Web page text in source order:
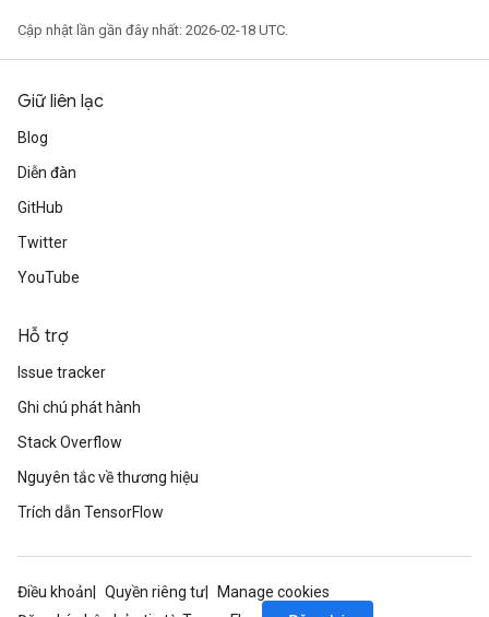
Cập nhật lần gần đây nhất: 2026-02-18 UTC.
Giữ liên lạc
Blog
Diễn đàn
GitHub
Twitter
YouTube
Hỗ trợ
Issue tracker
Ghi chú phát hành
Stack Overflow
Nguyên tắc về thương hiệu
Trích dẫn TensorFlow
Điều khoản Quyền riêng tư
Manage cookies